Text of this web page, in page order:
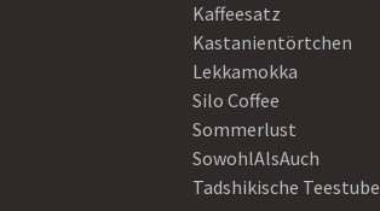
Kaffeesatz
Kastanientörtchen
Lekkamokka
Silo Coffee
Sommerlust
SowohlAlsAuch
Tadshikische Teestube